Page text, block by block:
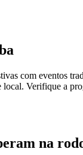
com eventos
Verifique a
na